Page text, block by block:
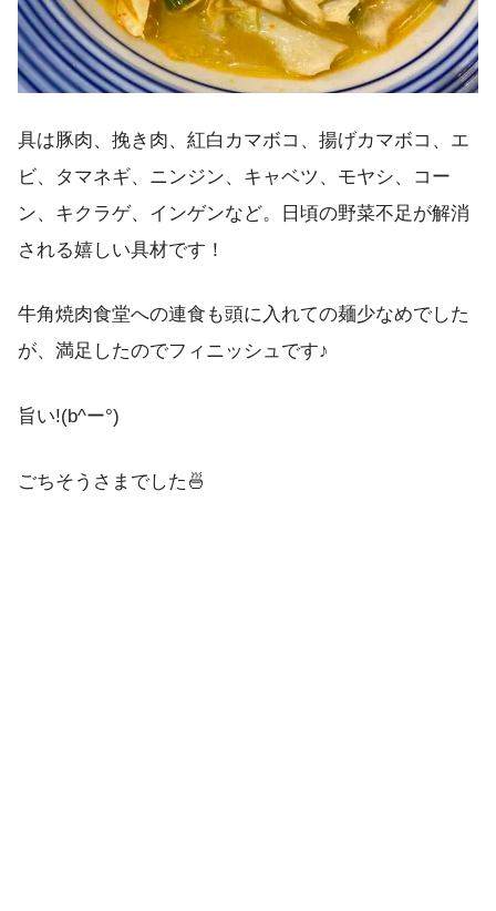
具は豚肉、挽き肉、紅白カマボコ、揚げカマボコ、エ
ビ、タマネギ、ニンジン、キャベツ、モヤシ、コー
ン、キクラゲ、インゲンなど。日頃の野菜不足が解消
される嬉しい具材です！
牛角焼肉食堂への連食も頭に入れての麺少なめでした
が、満足したのでフィニッシュです♪
旨い!(b^ー°)
ごちそうさまでした🍜